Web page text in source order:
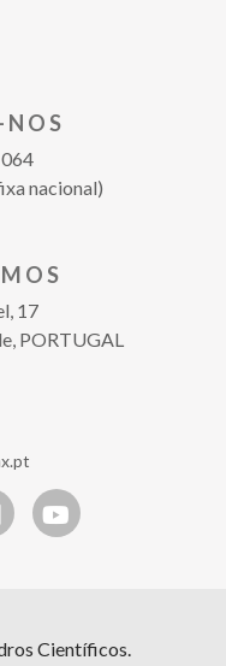
nacional)
17
PORTUGAL
Científicos.